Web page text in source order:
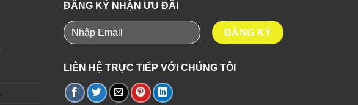
ĐĂNG KÝ NHẬN ƯU ĐÃI
LIÊN HỆ TRỰC TIẾP VỚI CHÚNG TÔI